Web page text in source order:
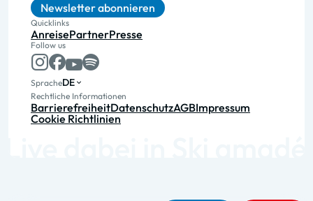
Newsletter abonnieren
Quicklinks
AnreisePartnerPresse
Follow us
SpracheDE
Rechtliche Informationen
BarrierefreiheitDatenschutzAGBImpressum
Cookie Richtlinien